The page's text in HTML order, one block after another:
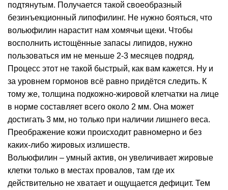
подтянутым. Получается такой своеобразный
безинъекционный липофилинг. Не нужно бояться, что
вольюфилин нарастит нам хомячьи щеки. Чтобы
восполнить истощённые запасы липидов, нужно
пользоваться им не меньше 2-3 месяцев подряд.
Процесс этот не такой быстрый, как вам кажется. Ну и
за уровнем гормонов всё равно придётся следить. К
тому же, толщина подкожно-жировой клетчатки на лице
в норме составляет всего около 2 мм. Она может
достигать 3 мм, но только при наличии лишнего веса.
Преображение кожи происходит равномерно и без
каких-либо жировых излишеств.
Вольюфилин – умный актив, он увеличивает жировые
клетки только в местах провалов, там где их
действительно не хватает и ощущается дефицит. Тем